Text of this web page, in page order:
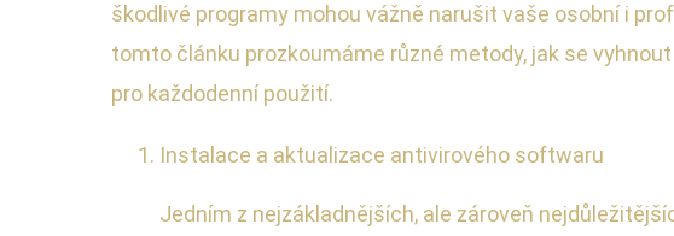
škodlivé programy mohou vážně narušit vaše osobní i
tomto článku prozkoumáme různé metody, jak se
pro každodenní použití.
Instalace a aktualizace antivirového softwaru
Jedním z nejzákladnějších, ale zároveň